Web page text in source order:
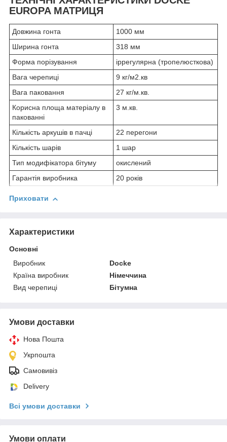
EUROPA МАТРИЦЯ
Довжина гонта
1000 мм
Ширина гонта
318 мм
Форма порізування
іррегулярна (тропелюсткова)
Вага черепиці
9 кг/м2.кв
Вага паковання
27 кг/м.кв.
Корисна площа матеріалу в
пакованні
3 м.кв.
Кількість аркушів в пачці
22 перегони
Кількість шарів
1 шар
Тип модифікатора бітуму
окислений
Гарантія виробника
20 років
Приховати
Характеристики
Основні
Виробник
Docke
Країна виробник
Німеччина
Вид черепиці
Бітумна
Умови доставки
Нова Пошта
Укрпошта
Самовивіз
Delivery
Всі умови доставки
Умови оплати